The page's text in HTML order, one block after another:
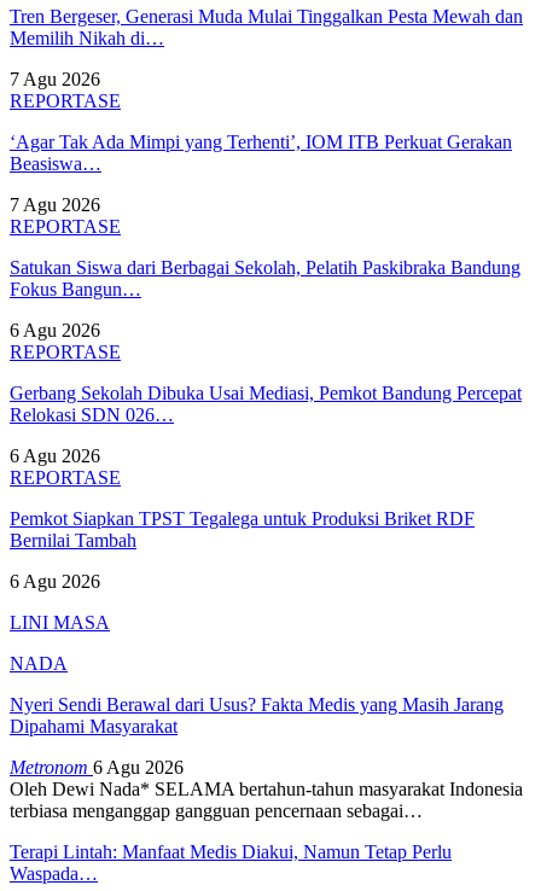
Tren Bergeser, Generasi Muda Mulai Tinggalkan Pesta Mewah dan
Memilih Nikah di…
7 Agu 2026
REPORTASE
‘Agar Tak Ada Mimpi yang Terhenti’, IOM ITB Perkuat Gerakan
Beasiswa…
7 Agu 2026
REPORTASE
Satukan Siswa dari Berbagai Sekolah, Pelatih Paskibraka Bandung
Fokus Bangun…
6 Agu 2026
REPORTASE
Gerbang Sekolah Dibuka Usai Mediasi, Pemkot Bandung Percepat
Relokasi SDN 026…
6 Agu 2026
REPORTASE
Pemkot Siapkan TPST Tegalega untuk Produksi Briket RDF
Bernilai Tambah
6 Agu 2026
LINI MASA
NADA
Nyeri Sendi Berawal dari Usus? Fakta Medis yang Masih Jarang
Dipahami Masyarakat
Metronom 6 Agu 2026
Oleh Dewi Nada* SELAMA bertahun-tahun masyarakat Indonesia
terbiasa menganggap gangguan pencernaan sebagai…
Terapi Lintah: Manfaat Medis Diakui, Namun Tetap Perlu
Waspada…